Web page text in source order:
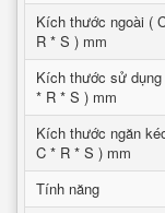
Kích thước ngoài (
R * S ) mm
Kích thước sử dụng
* R * S ) mm
Kích thước ngăn
C * R * S ) mm
Tính năng